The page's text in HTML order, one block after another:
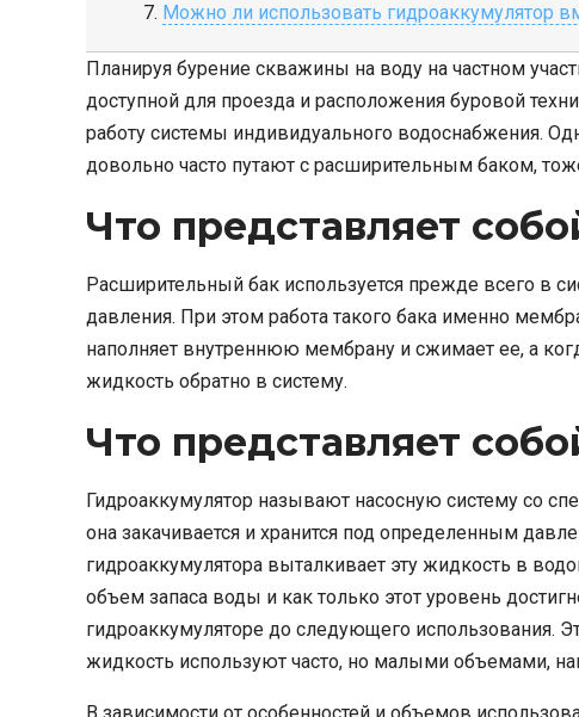
Можно ли использовать гидроаккумулятор
Планируя бурение скважины на воду на частном
доступной для проезда и расположения буровой
работу системы индивидуального водоснабжения.
довольно часто путают с расширительным баком,
Что представляет
Расширительный бак используется прежде всего в
давления. При этом работа такого бака именно
наполняет внутреннюю мембрану и сжимает ее, а
жидкость обратно в систему.
Что представляет
Гидроаккумулятор называют насосную систему со
она закачивается и хранится под определенным
гидроаккумулятора выталкивает эту жидкость в
объем запаса воды и как только этот уровень
гидроаккумуляторе до следующего использования.
жидкость используют часто, но малыми объемами,
В зависимости от особенностей и объемов